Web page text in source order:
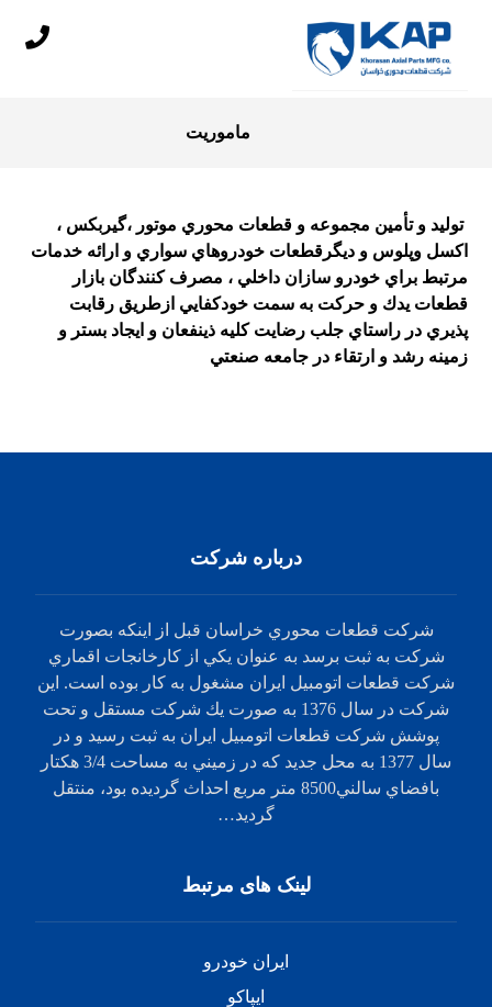
ماموریت
توليد و تأمين مجموعه و قطعات محوري موتور ،گيربكس ،
اكسل وپلوس و ديگرقطعات خودروهاي سواري و ارائه خدمات
مرتبط براي خودرو سازان داخلي ، مصرف كنندگان بازار
قطعات يدك و حرکت به سمت خودکفايي ازطريق رقابت
پذيري در راستاي جلب رضايت کليه ذينفعان و ايجاد بستر و
زمينه رشد و ارتقاء در جامعه صنعتي
درباره شرکت
شركت‌ قطعات‌ محوري‌ خراسان‌ قبل‌ از اينكه‌ بصورت‌
شركت‌ به‌ ثبت‌ برسد به‌ عنوان‌ يكي‌ از كارخانجات‌ اقماري
‌شركت‌ قطعات‌ اتومبيل‌ ايران‌ مشغول‌ به‌ كار بوده‌ است.‌ اين
شركت‌ در سال‌ 1376 به‌ صورت‌ يك‌ شركت‌ مستقل‌ و تحت
‌پوشش‌ شركت‌ قطعات‌ اتومبيل‌ ايران‌ به‌ ثبت‌ رسيد و در
سال 1377 به‌ محل‌ جديد كه‌ در زميني‌ به‌ مساحت‌ 3/4 هكتار
بافضاي‌ سالني‌8500 متر مربع‌ احداث‌ گرديده‌ بود، منتقل‌
گرديد…
لینک های مرتبط
ایران خودرو
ایپاکو